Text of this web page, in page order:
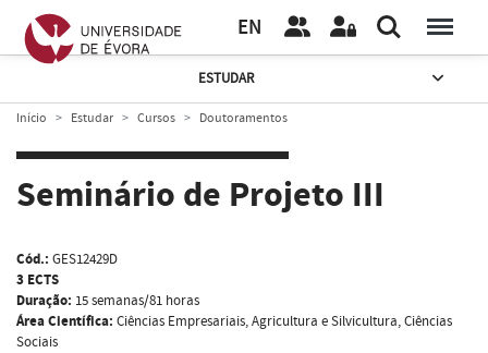
EN
ESTUDAR
Início Estudar Cursos Doutoramentos
Seminário de Projeto III
Cód.: GES12429D
3 ECTS
Duração: 15 semanas/81 horas
Área Científica: Ciências Empresariais, Agricultura e Silvicultura, Ciências
Sociais